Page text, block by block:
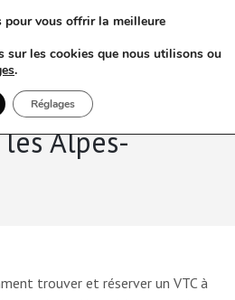
Alpes-
trouver et réserver un VTC à
pour vous offrir la meilleure
sur les cookies que nous utilisons ou
.
Réglages